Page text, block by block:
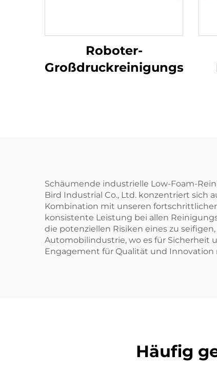
Roboter-
Schäumende industrielle Low-Foam-
Bird Industrial Co., Ltd. konzentriert sich
Kombination mit unseren
konsistente Leistung bei allen
die potenziellen Risiken eines zu
Automobilindustrie, wo es für Sicherheit
Engagement für Qualität und Innovation
Häufig